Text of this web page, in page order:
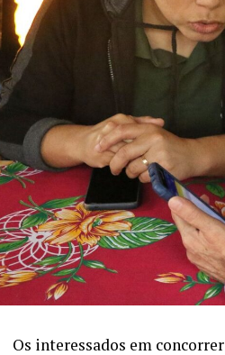
Os interessados em